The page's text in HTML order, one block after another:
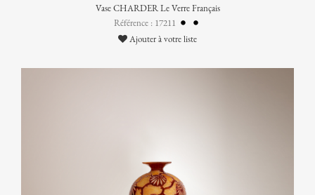
Vase CHARDER Le Verre Français
Référence : 17211
Ajouter à votre liste